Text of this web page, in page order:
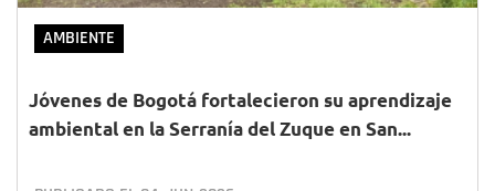
AMBIENTE
Jóvenes de Bogotá fortalecieron su aprendizaje
ambiental en la Serranía del Zuque en San...